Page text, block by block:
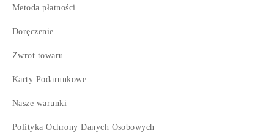
Metoda płatności
Doręczenie
Zwrot towaru
Karty Podarunkowe
Nasze warunki
Polityka Ochrony Danych Osobowych